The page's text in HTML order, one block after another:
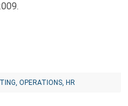
OPERATIONS, HR